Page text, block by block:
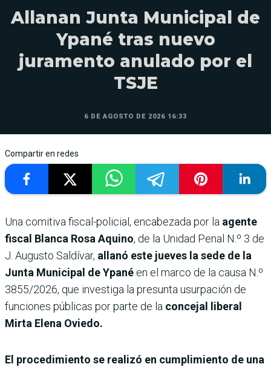
Allanan Junta Municipal de
Ypané tras nuevo
juramento anulado por el
TSJE
6 DE AGOSTO DE 2026 16:33
Compartir en redes
Una comitiva fiscal-policial, encabezada por la agente
fiscal Blanca Rosa Aquino, de la Unidad Penal N.º 3 de
J. Augusto Saldívar, allanó este jueves la sede de la
Junta Municipal de Ypané en el marco de la causa N.º
3855/2026, que investiga la presunta usurpación de
funciones públicas por parte de la concejal liberal
Mirta Elena Oviedo.
El procedimiento se realizó en cumplimiento de una